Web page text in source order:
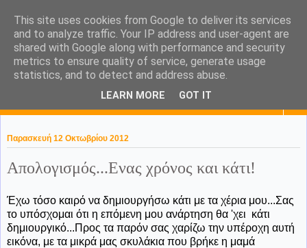
KaPa. Me without you...tea
without a biscuit!
Παρασκευή 12 Οκτωβρίου 2012
Απολογισμός...Ενας χρόνος και κάτι!
Έχω τόσο καιρό να δημιουργήσω κάτι με τα χέρια μου...Σας
το υπόσχομαι ότι η επόμενη μου ανάρτηση θα 'χει κάτι
δημιουργικό...Προς τα παρόν σας χαρίζω την υπέροχη αυτή
εικόνα, με τα μικρά μας σκυλάκια που βρήκε η μαμά
This site uses cookies from Google to deliver its services
and to analyze traffic. Your IP address and user-agent are
shared with Google along with performance and security
metrics to ensure quality of service, generate usage
statistics, and to detect and address abuse.
LEARN MORE GOT IT